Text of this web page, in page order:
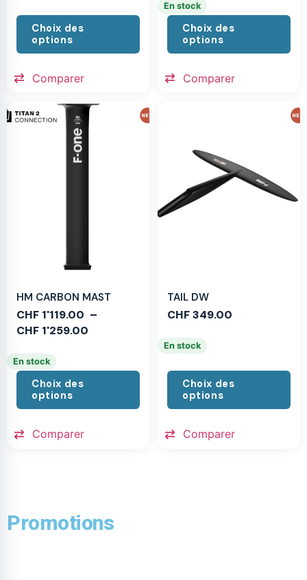
Choix des
options
Comparer
En stock
Choix des
options
Comparer
HM CARBON MAST
CHF 1'119.00 –
CHF 1'259.00
En stock
Choix des
options
Comparer
TAIL DW
CHF349.00
En stock
Choix des
options
Comparer
Promotions